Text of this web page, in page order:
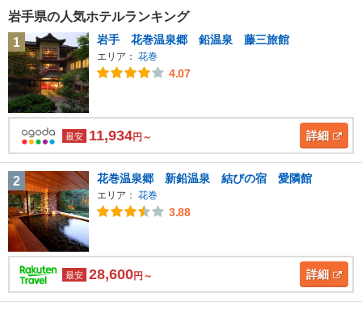
岩手県の人気ホテルランキング
1
岩手 花巻温泉郷 鉛温泉 藤三旅館
エリア： 花巻
4.07
最安 11,934円～ 詳細
2 花巻温泉郷 新鉛温泉 結びの宿 愛隣館
エリア： 花巻
3.88
最安 28,600円～ 詳細